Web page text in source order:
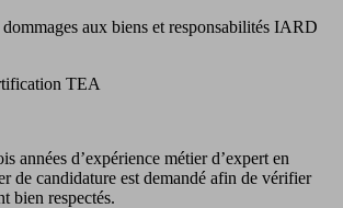
aux biens et responsabilités IARD
TEA
années d’expérience métier d’expert en
de candidature est demandé afin de vérifier
bien respectés.